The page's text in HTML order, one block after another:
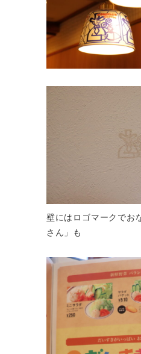
壁にはロゴマークでお
さん」も